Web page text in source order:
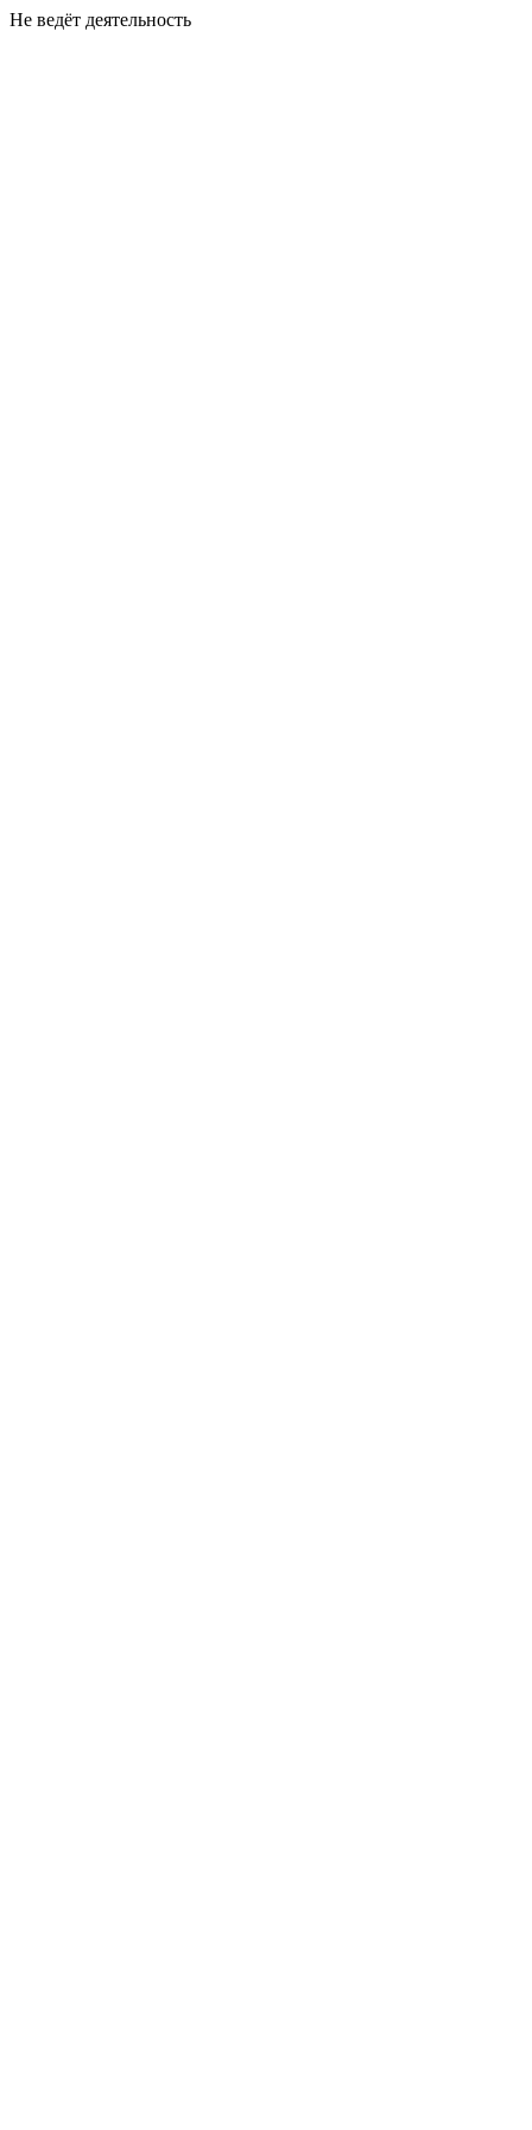
Не ведёт деятельность